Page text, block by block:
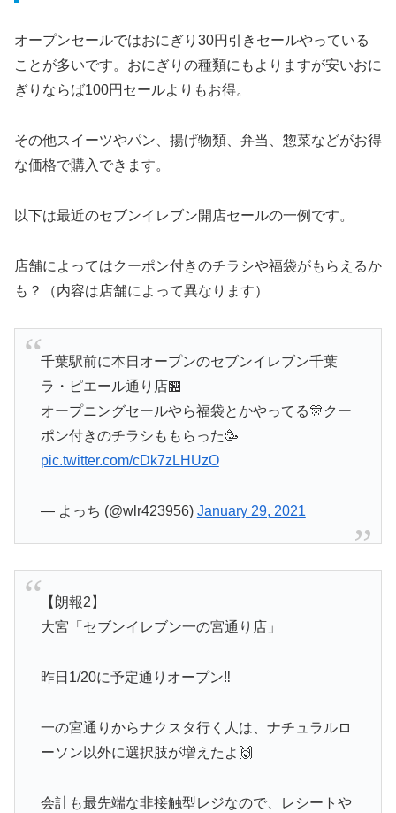
オープンセールではおにぎり30円引きセールやっている
ことが多いです。おにぎりの種類にもよりますが安いおに
ぎりならば100円セールよりもお得。
その他スイーツやパン、揚げ物類、弁当、惣菜などがお得
な価格で購入できます。
以下は最近のセブンイレブン開店セールの一例です。
店舗によってはクーポン付きのチラシや福袋がもらえるか
も？（内容は店舗によって異なります）
千葉駅前に本日オープンのセブンイレブン千葉
ラ・ピエール通り店🏪
オープニングセールやら福袋とかやってる🎊クー
ポン付きのチラシももらった🥳
pic.twitter.com/cDk7zLHUzO
— よっち (@wlr423956) January 29, 2021
【朗報2】
大宮「セブンイレブン一の宮通り店」
昨日1/20に予定通りオープン‼️
一の宮通りからナクスタ行く人は、ナチュラルロ
ーソン以外に選択肢が増えたよ🙌
会計も最先端な非接触型レジなので、レシートや